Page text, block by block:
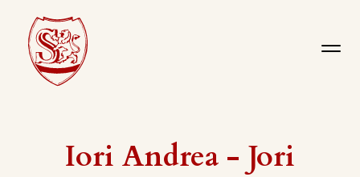
Iori Andrea - Jori